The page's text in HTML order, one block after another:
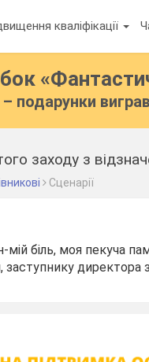
кваліфікації
подарунки
Сценарії
мій біль, моя пекуча
заступнику директора